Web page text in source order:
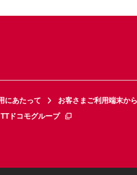
にあたって お客さまご利用端末か
ドコモグループ